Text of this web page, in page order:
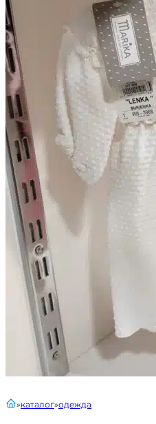
главнаякаталог одежда